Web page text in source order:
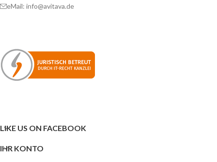
eMail: info@avitava.de
LIKE US ON FACEBOOK
IHR KONTO